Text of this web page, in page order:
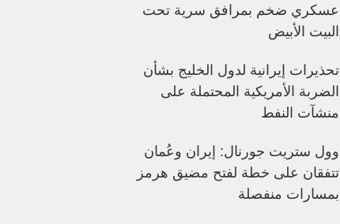
عسكري ضخم بمرافق سرية تحت
البيت الأبيض
تحذيرات إيرانية لدول الخليج بشأن
الضربة الأمريكية المحتملة على
منشآت النفط
وول ستريت جورنال: إيران وعُمان
تتفقان على خطة لفتح مضيق هرمز
بمسارات منفصلة